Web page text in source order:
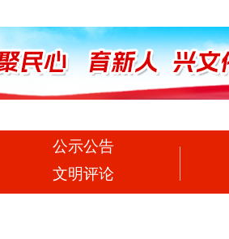
公示公告
文明评论